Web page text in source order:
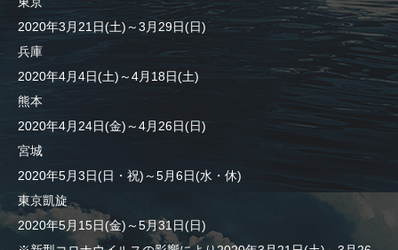
2020年3月21日(土)～3月29日(日)
兵庫
2020年4月4日(土)～4月18日(土)
熊本
2020年4月24日(金)～4月26日(日)
宮城
2020年5月3日(日・祝)～5月6日(水・休)
東京凱旋
2020年5月15日(金)～5月31日(日)